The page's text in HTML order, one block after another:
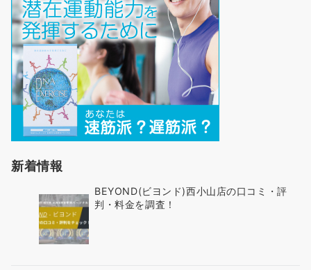
新着情報
BEYOND(ビヨンド)西小山店の口コミ・評
判・料金を調査！